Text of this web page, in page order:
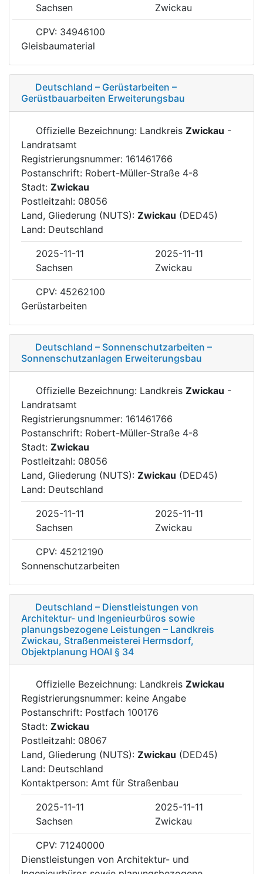
Sachsen
Zwickau
CPV: 34946100
Gleisbaumaterial
Deutschland – Gerüstarbeiten –
Gerüstbauarbeiten Erweiterungsbau
Offizielle Bezeichnung: Landkreis Zwickau -
Landratsamt
Registrierungsnummer: 161461766
Postanschrift: Robert-Müller-Straße 4-8
Stadt: Zwickau
Postleitzahl: 08056
Land, Gliederung (NUTS): Zwickau (DED45)
Land: Deutschland
2025-11-11
2025-11-11
Sachsen
Zwickau
CPV: 45262100
Gerüstarbeiten
Deutschland – Sonnenschutzarbeiten –
Sonnenschutzanlagen Erweiterungsbau
Offizielle Bezeichnung: Landkreis Zwickau -
Landratsamt
Registrierungsnummer: 161461766
Postanschrift: Robert-Müller-Straße 4-8
Stadt: Zwickau
Postleitzahl: 08056
Land, Gliederung (NUTS): Zwickau (DED45)
Land: Deutschland
2025-11-11
2025-11-11
Sachsen
Zwickau
CPV: 45212190
Sonnenschutzarbeiten
Deutschland – Dienstleistungen von
Architektur- und Ingenieurbüros sowie
planungsbezogene Leistungen – Landkreis
Zwickau, Straßenmeisterei Hermsdorf,
Objektplanung HOAI § 34
Offizielle Bezeichnung: Landkreis Zwickau
Registrierungsnummer: keine Angabe
Postanschrift: Postfach 100176
Stadt: Zwickau
Postleitzahl: 08067
Land, Gliederung (NUTS): Zwickau (DED45)
Land: Deutschland
Kontaktperson: Amt für Straßenbau
2025-11-11
2025-11-11
Sachsen
Zwickau
CPV: 71240000
Dienstleistungen von Architektur- und